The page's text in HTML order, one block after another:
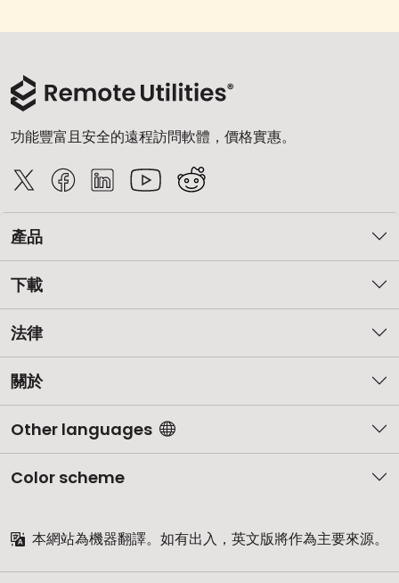
功能豐富且安全的遠程訪問軟體，價格實惠。
產品
下載
法律
關於
Other languages
Color scheme
本網站為機器翻譯。如有出入，英文版將作為主要來源。